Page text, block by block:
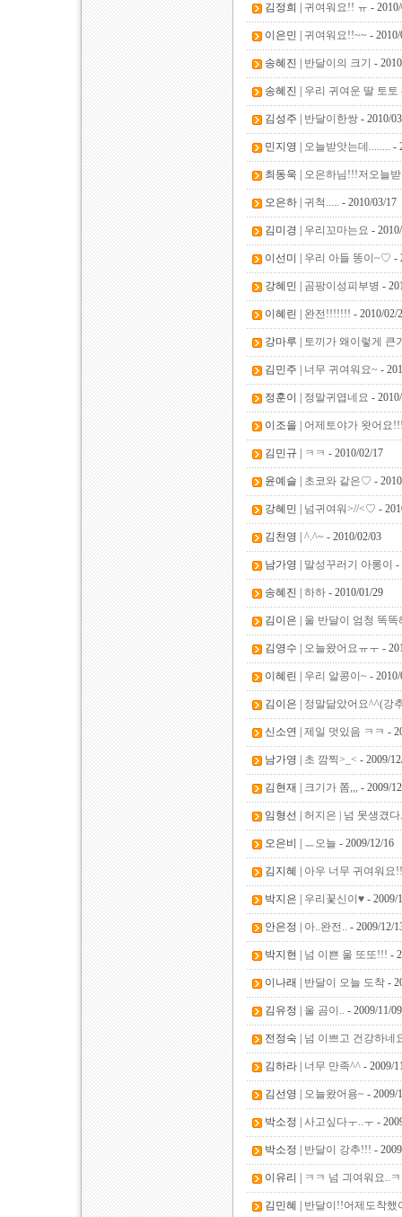
김정희 | 귀여워요!! ㅠ -
이은민 | 귀여워요!!~~ -
송혜진 | 반달이의 크기 -
송혜진 | 우리 귀여운 딸 토토
김성주 | 반달이한쌍 - 2010/
민지영 | 오늘받앗는데........ -
최동욱 | 오은하님!!!저오늘
오은하 | 귀척..... - 2010/03/17
김미경 | 우리꼬마는요 -
이선미 | 우리 아들 똥이~♡ -
강혜민 | 곰팡이성피부병 -
이혜린 | 완전!!!!!!! - 2010/02/
강마루 | 토끼가 왜이렇게 큰
김민주 | 너무 귀여워요~ -
정훈이 | 정말귀엽네요 -
이조을 | 어제토야가 왓어요
김민규 | ㅋㅋ - 2010/02/17
윤예슬 | 초코와 같은♡ -
강혜민 | 넘귀여워>//<♡ -
김천영 | ^.^~ - 2010/02/03
남가영 | 말성꾸러기 아롱이 -
송혜진 | 하하 - 2010/01/29
김이은 | 울 반달이 엄청 똑똑
김영수 | 오늘왔어요ㅠㅜ -
이혜린 | 우리 알콩이~ -
김이은 | 정말닮았어요^^(강
신소연 | 제일 멋있음 ㅋㅋ -
남가영 | 초 깜찍>_< - 2009/
김현재 | 크기가 쫌,,, - 2009/
임형선 | 허지은 | 넘 못생겼
오은비 | ㅡ오늘 - 2009/12/16
김지혜 | 아우 너무 귀여워요
박지은 | 우리꽃신이♥ - 2009/
안은정 | 아..완전.. - 2009/12/
박지현 | 넘 이쁜 울 또또!!! -
이나래 | 반달이 오늘 도착 -
김유정 | 울 곰이.. - 2009/11/09
전정숙 | 넘 이쁘고 건강하네
김하라 | 너무 만족^^ - 2009/
김선영 | 오늘왔어용~ - 2009/
박소정 | 사고싶다ㅜ..ㅜ -
박소정 | 반달이 강추!!! -
이유리 | ㅋㅋ 넘 긔여워요..
김민혜 | 반달이!!어제도착했